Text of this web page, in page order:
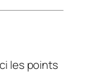
les points